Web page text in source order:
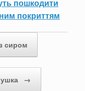
пошкодити
покриттям
сиром
→